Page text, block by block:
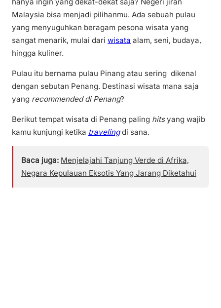
Malaysia bisa menjadi pilihanmu. Ada sebuah pulau
yang menyuguhkan beragam pesona wisata yang
sangat menarik, mulai dari wisata alam, seni, budaya,
hingga kuliner.
Pulau itu bernama pulau Pinang atau sering dikenal
dengan sebutan Penang. Destinasi wisata mana saja
yang recommended di Penang?
Berikut tempat wisata di Penang paling hitsyang wajib
kamu kunjungi ketika travelingdi sana.
Baca juga: Menjelajahi Tanjung Verde di Afrika,
Negara Kepulauan Eksotis Yang Jarang Diketahui